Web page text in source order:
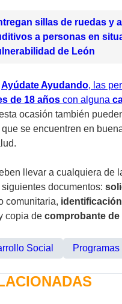
sillas de ruedas y
a personas en
de León
Ayúdate Ayudando, las
de 18 años con alguna
ocasión también
que se encuentren en
llevar a cualquiera de
siguientes documentos:
comunitaria,
copia de comprobante
Social